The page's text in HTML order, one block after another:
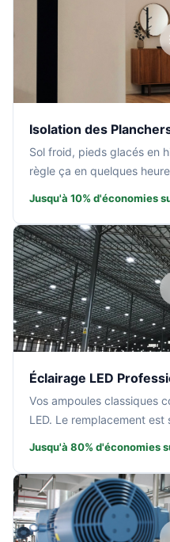
Isolation des
Sol froid, pieds glacés en
règle ça en quelques
Jusqu'à 10% d'économies
Éclairage LED
Vos ampoules classiques
LED. Le remplacement est
Jusqu'à 80% d'économies